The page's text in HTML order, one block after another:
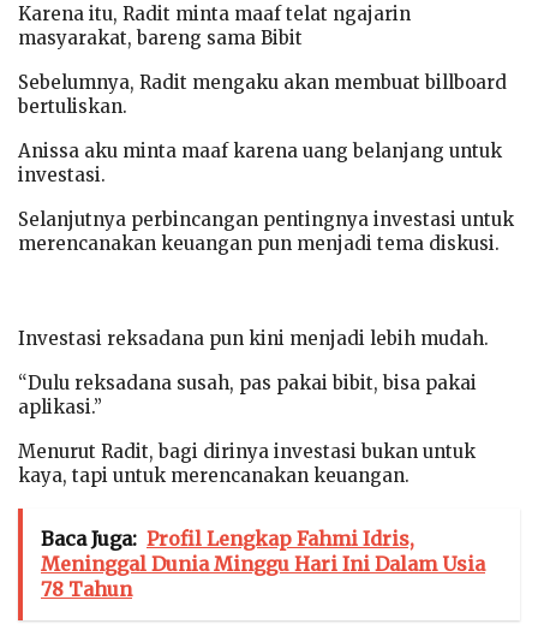
Karena itu, Radit minta maaf telat ngajarin
masyarakat, bareng sama Bibit
Sebelumnya, Radit mengaku akan membuat billboard
bertuliskan.
Anissa aku minta maaf karena uang belanjang untuk
investasi.
Selanjutnya perbincangan pentingnya investasi untuk
merencanakan keuangan pun menjadi tema diskusi.
Investasi reksadana pun kini menjadi lebih mudah.
“Dulu reksadana susah, pas pakai bibit, bisa pakai
aplikasi.”
Menurut Radit, bagi dirinya investasi bukan untuk
kaya, tapi untuk merencanakan keuangan.
Baca Juga: Profil Lengkap Fahmi Idris,
Meninggal Dunia Minggu Hari Ini Dalam Usia
78 Tahun